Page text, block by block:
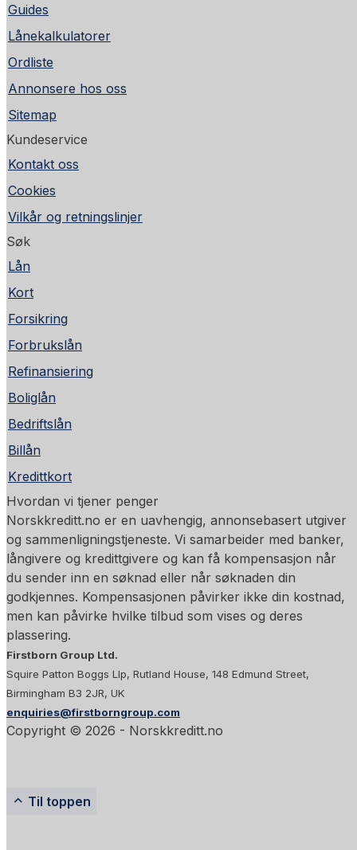
Guides
Lånekalkulatorer
Ordliste
Annonsere hos oss
Sitemap
Kundeservice
Kontakt oss
Cookies
Vilkår og retningslinjer
Søk
Lån
Kort
Forsikring
Forbrukslån
Refinansiering
Boliglån
Bedriftslån
Billån
Kredittkort
Hvordan vi tjener penger
Norskkreditt.no er en uavhengig, annonsebasert utgiver
og sammenligningstjeneste. Vi samarbeider med banker,
långivere og kredittgivere og kan få kompensasjon når
du sender inn en søknad eller når søknaden din
godkjennes. Kompensasjonen påvirker ikke din kostnad,
men kan påvirke hvilke tilbud som vises og deres
plassering.
Firstborn Group Ltd.
Squire Patton Boggs Llp, Rutland House, 148 Edmund Street,
Birmingham B3 2JR, UK
enquiries@firstborngroup.com
Copyright © 2026 - Norskkreditt.no
Til toppen